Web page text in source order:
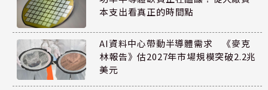
本支出看真正的時間點
AI資料中心帶動半導體需求 《麥克
林報告》估2027年市場規模突破2.2兆
美元